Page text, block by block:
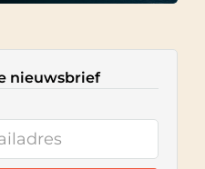
nieuwsbrief